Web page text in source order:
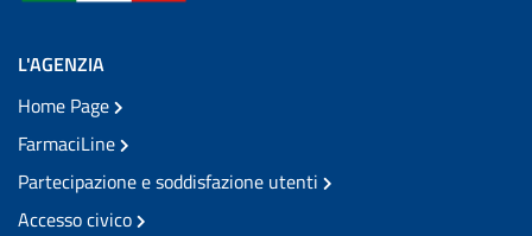
L'AGENZIA
Home Page
FarmaciLine
Partecipazione e soddisfazione utenti
Accesso civico